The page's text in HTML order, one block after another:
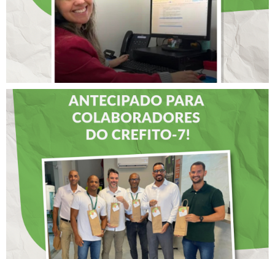
DIA DOS PAIS É
ANTECIPADO PARA
COLABORADORES DO
CREFITO-7